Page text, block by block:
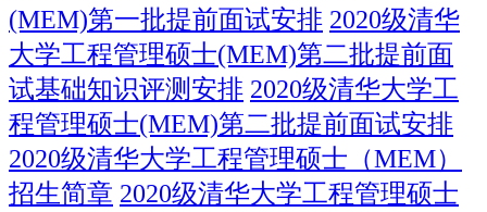
(MEM)第一批提前面试安排 2020级清华
大学工程管理硕士(MEM)第二批提前面
试基础知识评测安排 2020级清华大学工
程管理硕士(MEM)第二批提前面试安排
2020级清华大学工程管理硕士（MEM）
招生简章 2020级清华大学工程管理硕士